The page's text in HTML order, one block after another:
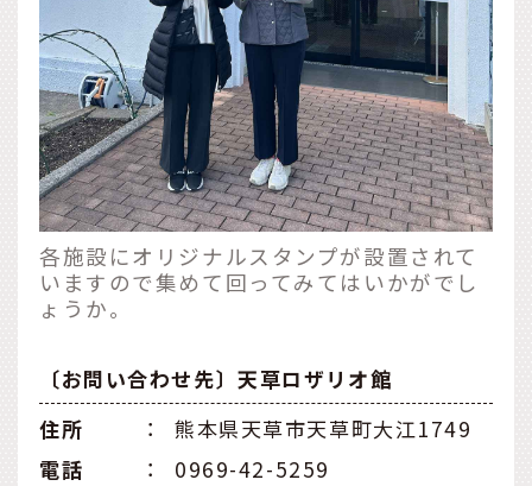
各施設にオリジナルスタンプが設置されて
いますので集めて回ってみてはいかがでし
ょうか。
〔お問い合わせ先〕天草ロザリオ館
住所
：
熊本県天草市天草町大江1749
電話
：
0969-42-5259